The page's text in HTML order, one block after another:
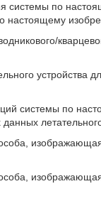
системы по
настоящему
системы по